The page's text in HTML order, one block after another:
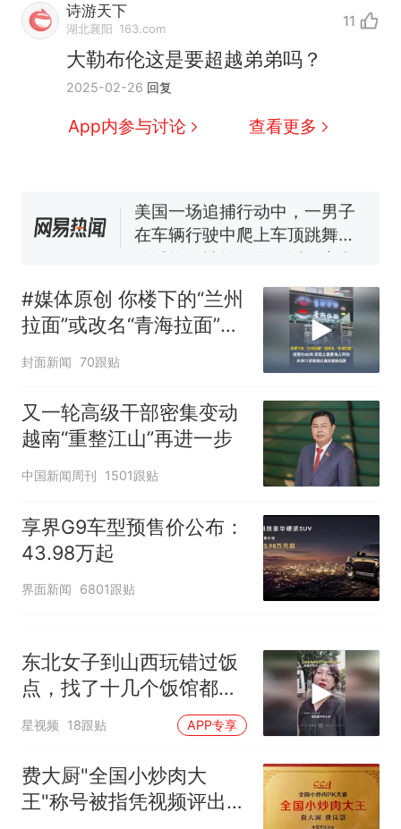
诗游天下
湖北襄阳 163.com 11
大勒布伦这是要超越弟弟吗？
2025-02-26 回复
App内参与讨论 查看更多
热 西班牙飞地休达边境，摩洛
哥士兵搬起大石块投向移民引
争议，此前一天内数万人从摩
洛哥涌入西班牙
新
费大厨“全国小炒肉大王”称
号，仅凭视频评出？中国烹饪
协会回应
男子上山采菌偶然发现鸡枞菌
（新京报）
笔试第一被第二名传话劝弃考
官方通报
回大海 目击者直呼震惊 （视频
来源：参考消息）
热 西班牙飞地休达边境，摩洛
哥士兵搬起大石块投向移民引
争议，此前一天内数万人从摩
#媒体原创 你楼下的“兰州
拉面”或改名“青海拉面”，
经营约40年，实际上是青
已集体更换招牌
封面新闻 70跟贴
又一轮高级干部密集变动
越南“重整江山”再进一步
中国新闻周刊 1501跟贴
享界G9车型预售价公布：
43.98万起
界面新闻 6801跟贴
东北女子到山西玩错过饭
点，找了十几个饭馆都没
开门：午休到几点
星视频 18跟贴 APP专享
费大厨"全国小炒肉大
王"称号被指凭视频评出